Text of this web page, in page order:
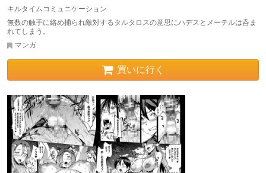
キルタイムコミュニケーション
無数の触手に絡め捕られ敵対するタルタロスの意思にハデスとメーテルは呑ま
れてしまう。
マンガ
買いに行く